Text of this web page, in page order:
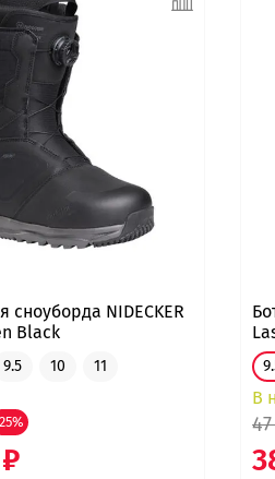
сноуборда NIDECKER
Black
9.5 10 11
В